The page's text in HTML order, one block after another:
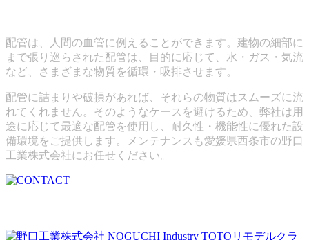
配管は、人間の血管に例えることができます。建物の細部に
まで張り巡らされた配管は、目的に応じて、水・ガス・気流
など、さまざまな物質を循環・吸排させます。
配管に詰まりや破損があれば、それらの物質はスムーズに流
れてくれません。そのようなケースを避けるため、弊社は用
途に応じて最適な配管を使用し、耐久性・機能性に優れた設
備環境をご提供します。メンテナンスも愛媛県西条市の野口
工業株式会社にお任せください。